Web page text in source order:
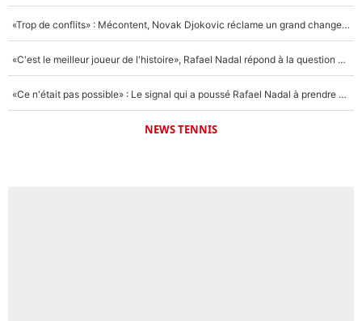
«Trop de conflits» : Mécontent, Novak Djokovic réclame un grand changement !
«C'est le meilleur joueur de l'histoire», Rafael Nadal répond à la question que tout le monde se pose !
«Ce n'était pas possible» : Le signal qui a poussé Rafael Nadal à prendre sa retraite !
NEWS TENNIS